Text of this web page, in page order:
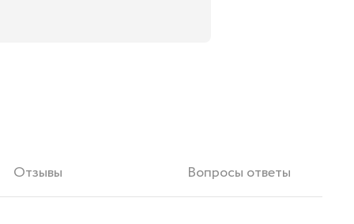
Отзывы Вопросы ответы